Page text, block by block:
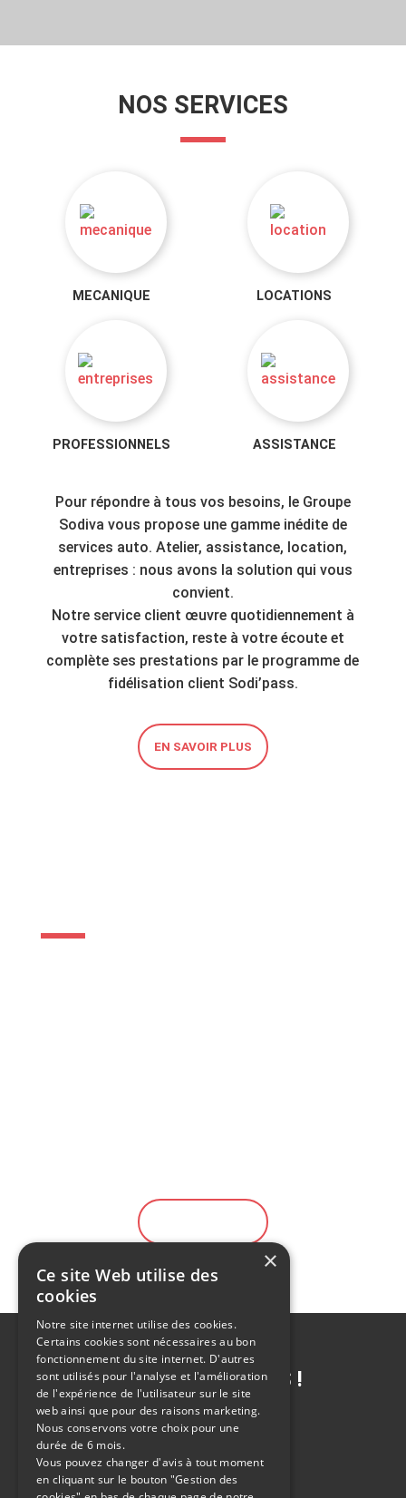
NOS SERVICES
MECANIQUE LOCATIONS
PROFESSIONNELS ASSISTANCE
Pour répondre à tous vos besoins, le Groupe
Sodiva vous propose une gamme inédite de
services auto. Atelier, assistance, location,
entreprises : nous avons la solution qui vous
convient.
Notre service client œuvre quotidiennement à
votre satisfaction, reste à votre écoute et
complète ses prestations par le programme de
fidélisation client Sodi’pass.
EN SAVOIR PLUS
CONTACTEZ-NOUS !
POSER UNE QUESTION
×
Ce site Web utilise des
cookies
Notre site internet utilise des cookies.
Certains cookies sont nécessaires au bon
fonctionnement du site internet. D'autres
sont utilisés pour l'analyse et l'amélioration
de l'expérience de l'utilisateur sur le site
web ainsi que pour des raisons marketing.
Nous conservons votre choix pour une
durée de 6 mois.
Vous pouvez changer d'avis à tout moment
en cliquant sur le bouton "Gestion des